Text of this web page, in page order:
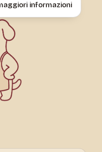
informazioni